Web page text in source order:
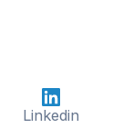
Linkedin